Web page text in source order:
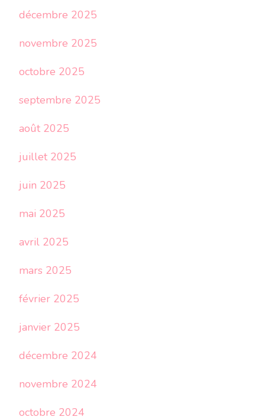
décembre 2025
novembre 2025
octobre 2025
septembre 2025
août 2025
juillet 2025
juin 2025
mai 2025
avril 2025
mars 2025
février 2025
janvier 2025
décembre 2024
novembre 2024
octobre 2024